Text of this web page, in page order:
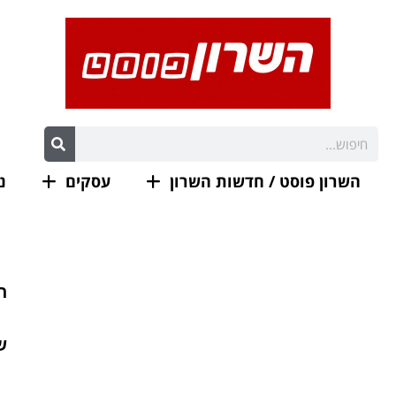
השרון פוסט / חדשות השרון עסקים